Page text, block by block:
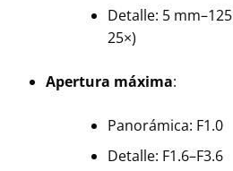
Detalle: 5
25×)
Apertura máxima:
Panorámica: F1.0
Detalle: F1.6–F3.6